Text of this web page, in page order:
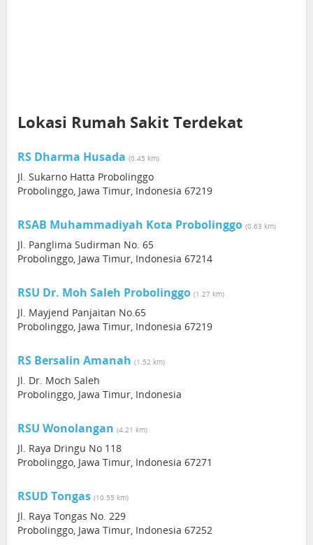
Lokasi Rumah Sakit Terdekat
RS Dharma Husada (0.45 km)
Jl. Sukarno Hatta Probolinggo
Probolinggo, Jawa Timur, Indonesia 67219
RSAB Muhammadiyah Kota Probolinggo (0.63 km)
Jl. Panglima Sudirman No. 65
Probolinggo, Jawa Timur, Indonesia 67214
RSU Dr. Moh Saleh Probolinggo (1.27 km)
Jl. Mayjend Panjaitan No.65
Probolinggo, Jawa Timur, Indonesia 67219
RS Bersalin Amanah (1.52 km)
Jl. Dr. Moch Saleh
Probolinggo, Jawa Timur, Indonesia
RSU Wonolangan (4.21 km)
Jl. Raya Dringu No 118
Probolinggo, Jawa Timur, Indonesia 67271
RSUD Tongas (10.55 km)
Jl. Raya Tongas No. 229
Probolinggo, Jawa Timur, Indonesia 67252